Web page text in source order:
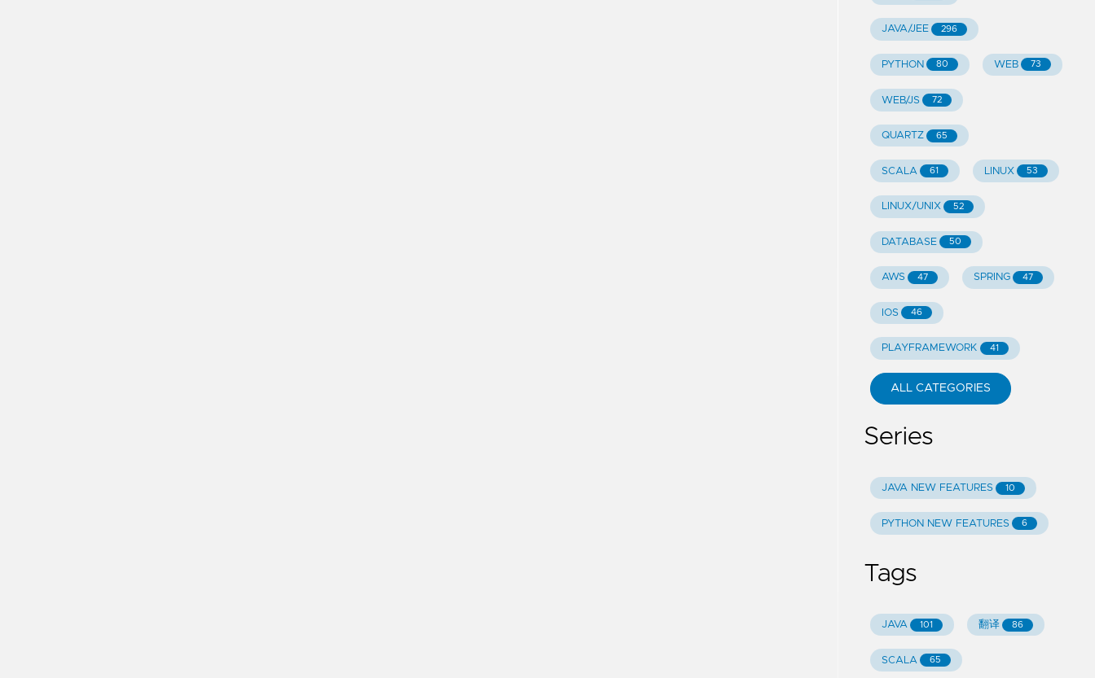
JAVA/JEE 296
PYTHON 80 WEB 73
WEB/JS 72
QUARTZ 65
SCALA 61 LINUX 53
LINUX/UNIX 52
DATABASE 50
AWS 47 SPRING 47
IOS 46
PLAYFRAMEWORK 41
ALL CATEGORIES
Series
JAVA NEW FEATURES 10
PYTHON NEW FEATURES 6
Tags
JAVA 101 翻译 86
SCALA 65